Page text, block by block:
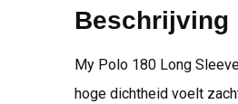
Beschrijving
My Polo 180 Long
hoge dichtheid voelt